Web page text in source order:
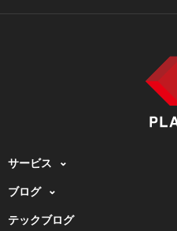
サービス
ブログ
テックブログ